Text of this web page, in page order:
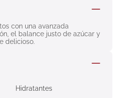
con una avanzada
el balance justo de azúcar y
delicioso.
Hidratantes